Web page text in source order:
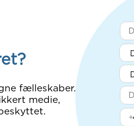
fælleskaber.
medie,
+